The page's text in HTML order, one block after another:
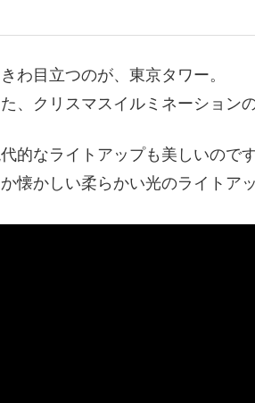
わ目立つのが、東京タワー。
、クリスマスイルミネーション
的なライトアップも美しいのです
懐かしい柔らかい光のライトア